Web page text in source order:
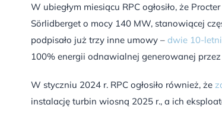
W ubiegłym miesiącu RPC ogłosiło, że
Sörlidberget o mocy 140 MW, stanowiącej
podpisało już trzy inne umowy – dwie 10-
100% energii odnawialnej generowanej
W styczniu 2024 r. RPC ogłosiło również, że
instalację turbin wiosną 2025 r., a ich